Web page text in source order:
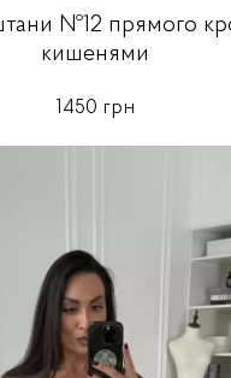
№12 прямого
кишенями
1450 грн